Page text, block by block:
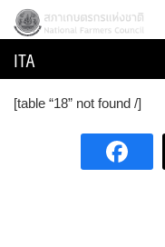
Skip
content
สภาเกษตรกรแห่งชาติ
ITA
[table “18” not found /]